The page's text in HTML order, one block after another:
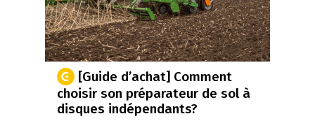
[Guide d’achat] Comment
choisir son préparateur de sol à
disques indépendants?